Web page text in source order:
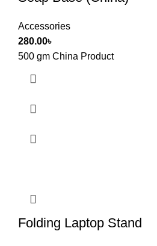
Accessories
280.00৳
500 gm China Product
Folding Laptop Stand